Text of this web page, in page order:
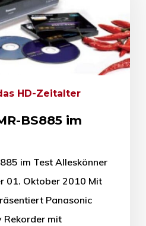
HD-Zeitalter
BS885 im
im Test Alleskönner
01. Oktober 2010 Mit
Panasonic
Rekorder mit